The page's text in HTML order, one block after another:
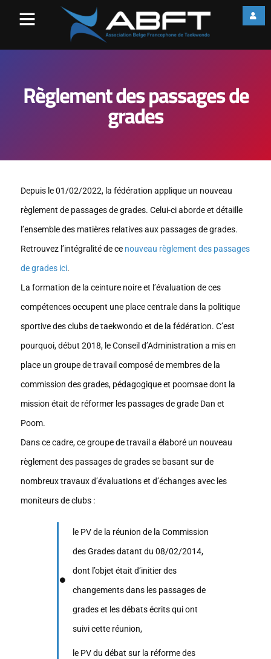
Règlement des passages de
grades
Depuis le 01/02/2022, la fédération applique un nouveau
règlement de passages de grades. Celui-ci aborde et détaille
l’ensemble des matières relatives aux passages de grades.
Retrouvez l’intégralité de ce nouveau règlement des passages
de grades ici.
La formation de la ceinture noire et l’évaluation de ces
compétences occupent une place centrale dans la politique
sportive des clubs de taekwondo et de la fédération. C’est
pourquoi, début 2018, le Conseil d’Administration a mis en
place un groupe de travail composé de membres de la
commission des grades, pédagogique et poomsae dont la
mission était de réformer les passages de grade Dan et
Poom.
Dans ce cadre, ce groupe de travail a élaboré un nouveau
règlement des passages de grades se basant sur de
nombreux travaux d’évaluations et d’échanges avec les
moniteurs de clubs :
le PV de la réunion de la Commission
des Grades datant du 08/02/2014,
dont l’objet était d’initier des
changements dans les passages de
grades et les débats écrits qui ont
suivi cette réunion,
le PV du débat sur la réforme des